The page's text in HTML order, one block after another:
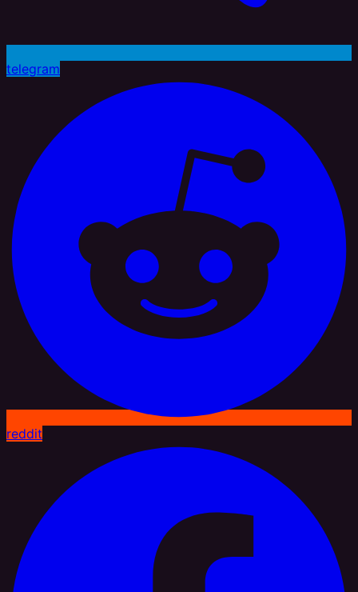
telegram
reddit